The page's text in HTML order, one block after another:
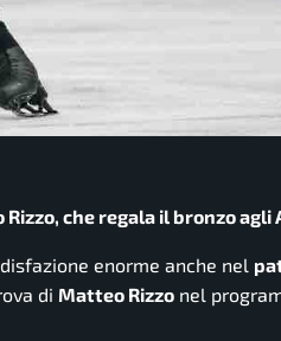
che regala il bronzo agli
enorme anche nel
di Matteo Rizzo nel